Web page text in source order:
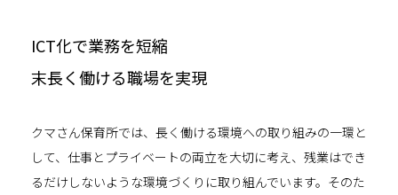
ICT化で業務を短縮
末長く働ける職場を実現
クマさん保育所では、長く働ける環境への取り組みの一環と
して、仕事とプライベートの両立を大切に考え、残業はでき
るだけしないような環境づくりに取り組んでいます。そのた